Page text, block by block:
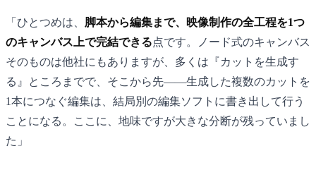
「ひとつめは、 脚本から編集まで、映像制作の全工程を1つ
のキャンバス上で完結できる点です。ノード式のキャンバス
そのものは他社にもありますが、多くは『カットを生成す
る』ところまでで、そこから先——生成した複数のカットを
1本につなぐ編集は、結局別の編集ソフトに書き出して行う
ことになる。ここに、地味ですが大きな分断が残っていまし
た」